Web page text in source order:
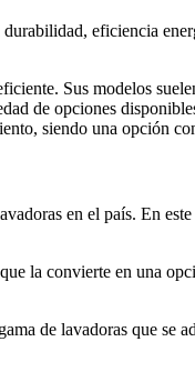
eficiencia
Sus modelos
de opciones
siendo una opción
en el país. En
la convierte en una
de lavadoras que se